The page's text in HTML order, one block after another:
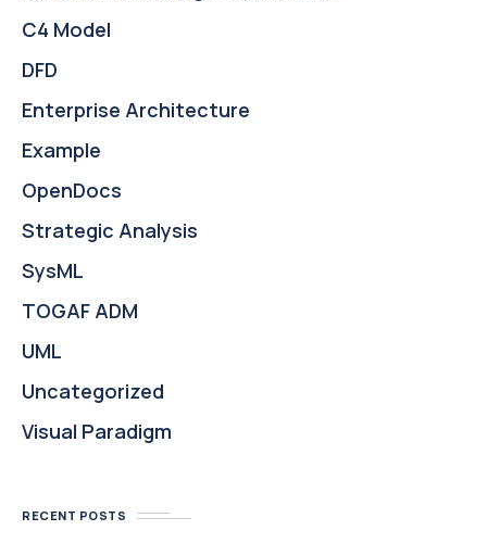
C4 Model
DFD
Enterprise Architecture
Example
OpenDocs
Strategic Analysis
SysML
TOGAF ADM
UML
Uncategorized
Visual Paradigm
RECENT POSTS